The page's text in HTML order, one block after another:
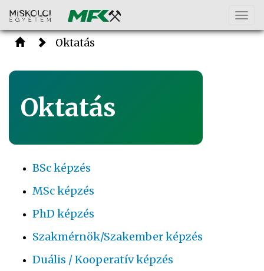
Oktatás
Oktatás
BSc képzés
MSc képzés
PhD képzés
Szakmérnök/Szakember képzés
Duális / Kooperatív képzés